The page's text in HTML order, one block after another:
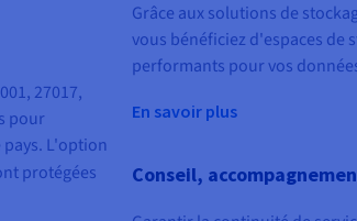
27017,
pour
L'option
protégées
Grâce aux solutions de
vous bénéficiez d'espaces de
performants pour vos
En savoir plus
Conseil,